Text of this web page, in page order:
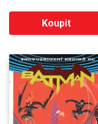
Koupit